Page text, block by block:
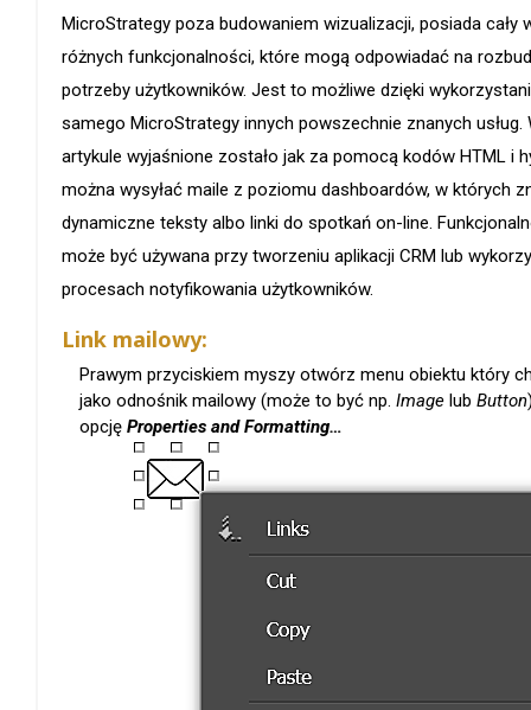
MicroStrategy poza budowaniem wizualizacji, posiada cały
różnych funkcjonalności, które mogą odpowiadać na
potrzeby użytkowników. Jest to możliwe dzięki
samego MicroStrategy innych powszechnie znanych usług.
artykule wyjaśnione zostało jak za pomocą kodów HTML i
można wysyłać maile z poziomu dashboardów, w których
dynamiczne teksty albo linki do spotkań on-line.
może być używana przy tworzeniu aplikacji CRM lub
procesach notyfikowania użytkowników.
Link mailowy:
Prawym przyciskiem myszy otwórz menu obiektu który
jako odnośnik mailowy (może to być np. Image lub Button
opcję Properties and Formatting…